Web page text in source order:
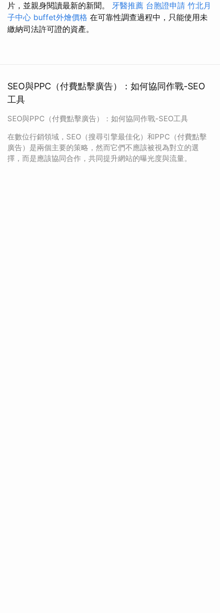
片，並親身閱讀最新的新聞。 牙醫推薦 台胞證申請 竹北月
子中心 buffet外燴價格 在可靠性調查過程中，只能使用未
繳納司法許可證的資產。
SEO與PPC（付費點擊廣告）：如何協同作戰-SEO
工具
SEO與PPC（付費點擊廣告）：如何協同作戰-SEO工具
在數位行銷領域，SEO（搜尋引擎最佳化）和PPC（付費點擊
廣告）是兩個主要的策略，然而它們不應該被視為對立的選
擇，而是應該協同合作，共同提升網站的曝光度與流量。